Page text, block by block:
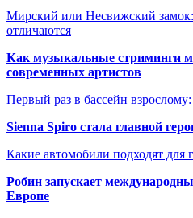
Мирский или Несвижский
отличаются
Как музыкальные стриминги
современных артистов
Первый раз в бассейн
Sienna Spiro стала главной
Какие автомобили подходят для
Робин запускает
Европе